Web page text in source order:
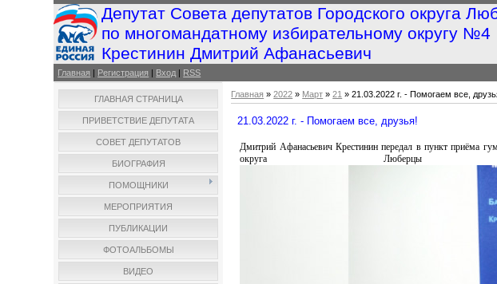
Депутат Совета депутатов Городского округа
по многомандатному избирательному округу №4
Крестинин Дмитрий Афанасьевич
Главная | Регистрация | Вход | RSS
ГЛАВНАЯ СТРАНИЦА
ПРИВЕТСТВИЕ ДЕПУТАТА
СОВЕТ ДЕПУТАТОВ
БИОГРАФИЯ
ПОМОЩНИКИ
МЕРОПРИЯТИЯ
ПУБЛИКАЦИИ
ФОТОАЛЬБОМЫ
ВИДЕО
Главная »2022 » Март » 21 » 21.03.2022 г. - Помогаем все,
21.03.2022 г. - Помогаем все, друзья!
Дмитрий Афанасьевич Крестинин передал в пункт приёма
округа